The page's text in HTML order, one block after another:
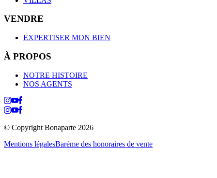
VENDRE
EXPERTISER MON BIEN
À PROPOS
NOTRE HISTOIRE
NOS AGENTS
© Copyright Bonaparte 2026
Mentions légalesBarème des honoraires de vente